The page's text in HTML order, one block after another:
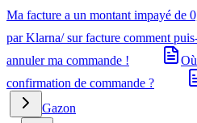
Ma facture a un montant impayé de
par Klarna/ sur facture comment
annuler ma commande !
confirmation de commande ?
Gazon